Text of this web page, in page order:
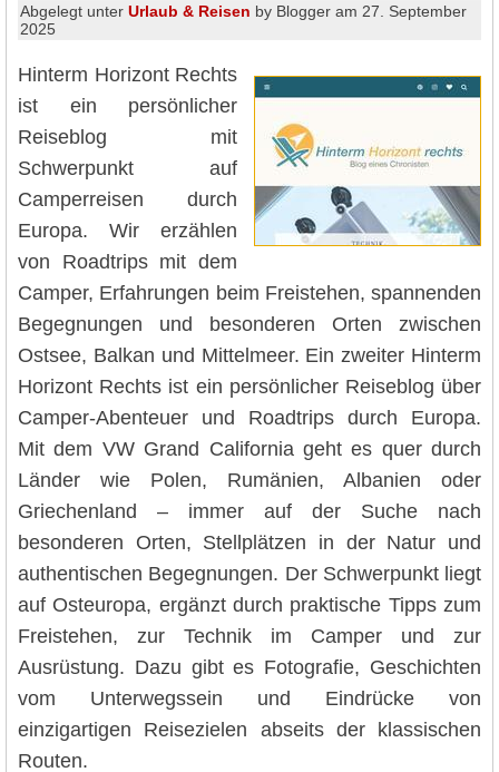
Abgelegt unter Urlaub & Reisen by Blogger am 27. September
2025
Hinterm Horizont Rechts
ist ein persönlicher
Reiseblog mit
Schwerpunkt auf
Camperreisen durch
Europa. Wir erzählen
von Roadtrips mit dem
Camper, Erfahrungen beim Freistehen, spannenden
Begegnungen und besonderen Orten zwischen
Ostsee, Balkan und Mittelmeer. Ein zweiter Hinterm
Horizont Rechts ist ein persönlicher Reiseblog über
Camper-Abenteuer und Roadtrips durch Europa.
Mit dem VW Grand California geht es quer durch
Länder wie Polen, Rumänien, Albanien oder
Griechenland – immer auf der Suche nach
besonderen Orten, Stellplätzen in der Natur und
authentischen Begegnungen. Der Schwerpunkt liegt
auf Osteuropa, ergänzt durch praktische Tipps zum
Freistehen, zur Technik im Camper und zur
Ausrüstung. Dazu gibt es Fotografie, Geschichten
vom Unterwegssein und Eindrücke von
einzigartigen Reisezielen abseits der klassischen
Routen.